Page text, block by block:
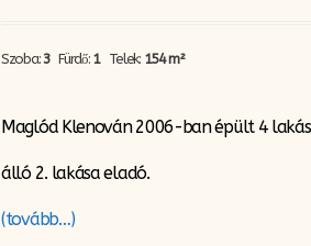
Szoba:3 Fürdő: 1 Telek: 154 m²
Maglód Klenován 2006-ban épült 4
álló 2. lakása eladó.
(tovább…)